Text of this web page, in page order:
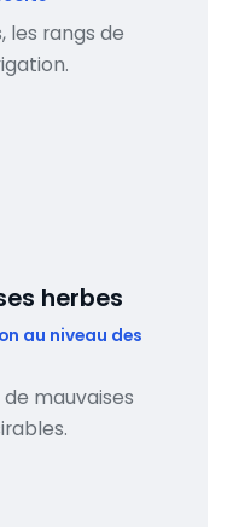
les rangs de
herbes
au niveau des
mauvaises